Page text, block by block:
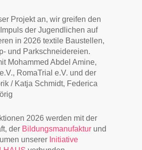
Projekt an, wir greifen den
der Jugendlichen auf
in 2026 textile Baustellen,
und Parkschneidereien.
Mohammed Abdel Amine,
RomaTrial e.V. und der
/ Katja Schmidt, Federica
2026 werden mit der
der Bildungsmanufaktur und
unserer Initiative